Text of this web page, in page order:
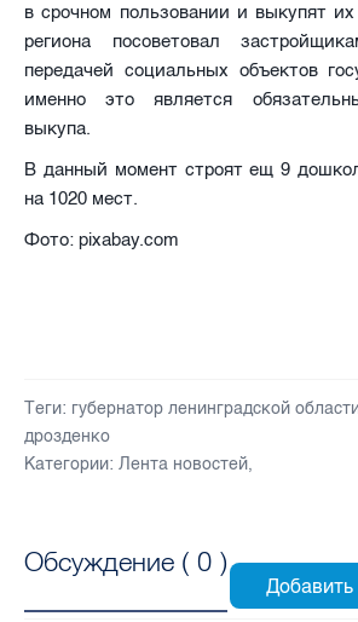
в срочном пользовании и выкупят
региона посоветовал
передачей социальных объектов
именно это является
выкупа.
В данный момент строят ещ 9
на 1020 мест.
Фото: pixabay.com
Теги: губернатор ленинградской
дрозденко
Категории: Лента новостей,
Обсуждение ( 0 )